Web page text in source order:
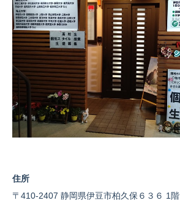
住所
〒410-2407 静岡県伊豆市柏久保６３６ 1階